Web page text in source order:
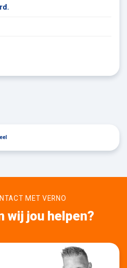
MET VERNO
wij jou helpen?